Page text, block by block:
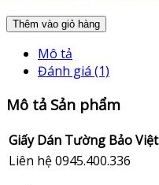
Thêm vào giỏ hàng
Mô tả
Đánh giá (1)
Mô tả Sản phẩm
Giấy Dán Tường Bảo Việt
Liên hệ 0945.400.336